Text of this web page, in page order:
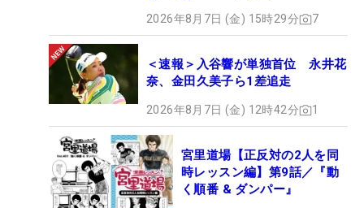
2026年8月7日 (金) 15時29分 7
＜速報＞入谷響が単独首位 永井花
奈、金田久美子ら1差追走
2026年8月7日 (金) 12時42分 1
宮里道場【正反対の2人を同
時レッスン編】第9話／『動
く順番 & ダンパー』